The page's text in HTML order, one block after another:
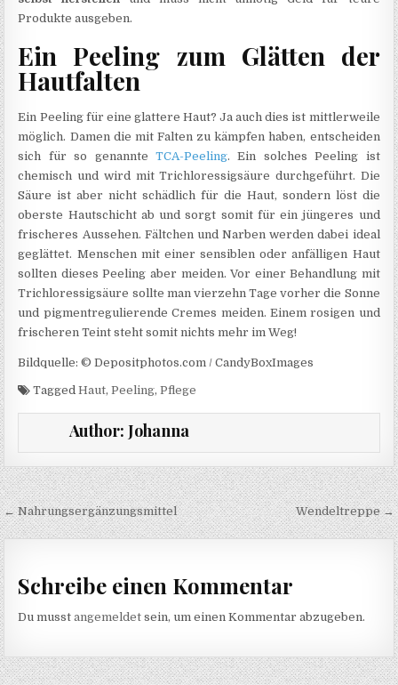
Produkte ausgeben.
Ein Peeling zum Glätten der
Hautfalten
Ein Peeling für eine glattere Haut? Ja auch dies ist mittlerweile
möglich. Damen die mit Falten zu kämpfen haben, entscheiden
sich für so genannte TCA-Peeling. Ein solches Peeling ist
chemisch und wird mit Trichloressigsäure durchgeführt. Die
Säure ist aber nicht schädlich für die Haut, sondern löst die
oberste Hautschicht ab und sorgt somit für ein jüngeres und
frischeres Aussehen. Fältchen und Narben werden dabei ideal
geglättet. Menschen mit einer sensiblen oder anfälligen Haut
sollten dieses Peeling aber meiden. Vor einer Behandlung mit
Trichloressigsäure sollte man vierzehn Tage vorher die Sonne
und pigmentregulierende Cremes meiden. Einem rosigen und
frischeren Teint steht somit nichts mehr im Weg!
Bildquelle: © Depositphotos.com / CandyBoxImages
TaggedHaut,Peeling,Pflege
Author: Johanna
Beitragsnavigation
← Nahrungsergänzungsmittel Wendeltreppe →
Schreibe einen Kommentar
Du musstangemeldet sein, um einen Kommentar abzugeben.